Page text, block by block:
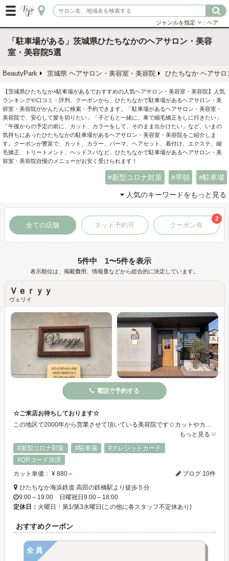
ジャンルを指定 ：ヘア
「駐車場がある」茨城県ひたちなかのヘアサロン・美容
室・美容院5選
BeautyPark 茨城県 ヘアサロン・美容室・美容院 ひたちなか ヘアサ
【茨城県ひたちなか×駐車場があるでおすすめの人気ヘアサロン・美容室・美容院】人気
ランキングや口コミ・評判、クーポンから、ひたちなかで駐車場があるヘアサロン・美
容室・美容院がかんたんに検索・予約できます。「駐車場があるヘアサロン・美容室・
美容院で、安心して髪を切りたい」「子どもと一緒に、車で縮毛矯正をしに行きたい」
「午後からの予定の前に、カット、カラーをして、そのまま出かけたい」など、いまの
気持ちにあったひたちなかの駐車場があるヘアサロン・美容室・美容院をご紹介しま
す。クーポンが豊富で、カット、カラー、パーマ、ヘアセット、着付け、エクステ、縮
毛矯正、トリートメント、ヘッドスパなど、ひたちなかで駐車場があるヘアサロン・美
容室・美容院自慢のメニューがお安く受けられます！
新型コロナ対策 早朝 駐車場
人気のキーワードをもっと見る
全ての店舗 ネット予約可 クーポン有
2
5件中 1〜5件を表示
表示順位は、掲載費用、情報量などから総合的に決定しています。
Ｖｅｒｙｙ
ヴェリイ
電話で予約する
☆ご来店お待ちしております☆
この地区で2000年から営業させて頂いている美容院です☆カットやカラーなど全てのメニューを適正な価格にてご提供！おかげさまで多くのお客様にリピート頂いています。小さなお子様からご高齢の方まで大歓迎！ゆったりとしたサロン内で理想のスタイルに近づけるよう、真心込めて施術致します♪ 市販では手に入らないミルボン商品、リュミエリーナ バイオプログラミング商品取扱い中！！
もっと見る
#新型コロナ対策
#駐車場
#クレジットカード
#QRコード決済
カット単価： ¥ 880～
ブログ 10件
ひたちなか海浜鉄道 高田の鉄橋駅より徒歩５分
9:00～19:00 日曜祝日9:00～18:00
定休日： 火曜日・第1/第3水曜日(この他に各スタッフ不定休あり)
おすすめクーポン
全員